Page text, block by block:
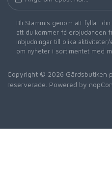
Bli Stammis genom att fylla i
att du kommer få erbjudanden
inbjudningar till olika
om nyheter i sortimentet med
Copyright © 2026 Gårdsbutiken
reserverade. Powered by